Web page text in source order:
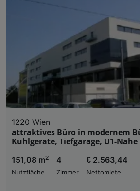
1220 Wien
attraktives Büro in modernem
Kühlgeräte, Tiefgarage, U1-Nähe
151,08 m2
Nutzfläche
4
Zimmer
€ 2.563,44
Nettomiete